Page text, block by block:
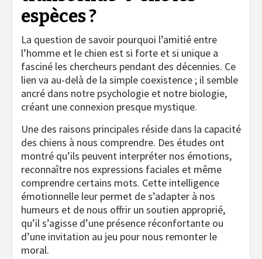
espèces ?
La question de savoir pourquoi l’amitié entre
l’homme et le chien est si forte et si unique a
fasciné les chercheurs pendant des décennies. Ce
lien va au-delà de la simple coexistence ; il semble
ancré dans notre psychologie et notre biologie,
créant une connexion presque mystique.
Une des raisons principales réside dans la capacité
des chiens à nous comprendre. Des études ont
montré qu’ils peuvent interpréter nos émotions,
reconnaître nos expressions faciales et même
comprendre certains mots. Cette intelligence
émotionnelle leur permet de s’adapter à nos
humeurs et de nous offrir un soutien approprié,
qu’il s’agisse d’une présence réconfortante ou
d’une invitation au jeu pour nous remonter le
moral.